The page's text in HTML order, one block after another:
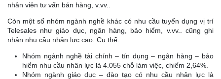
nhân viên tư vấn bán hàng, v.vv..
Còn một số nhóm ngành nghề khác có nhu cầu tuyển dụng vị trí
Telesales như giáo dục, ngân hàng, bảo hiểm, v.vv.. cũng ghi
nhận nhu cầu nhân lực cao. Cụ thể:
Nhóm ngành nghề tài chính – tín dụng – ngân hàng – bảo
hiểm nhu cầu nhân lực là 4.055 chỗ làm việc, chiếm 2,64%.
Nhóm ngành giáo dục – đào tạo có nhu cầu nhân lực là